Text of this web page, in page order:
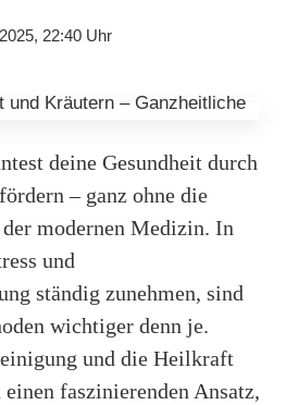
22:40 Uhr
deine Gesundheit durch
– ganz ohne die
modernen Medizin. In
und
ständig zunehmen, sind
wichtiger denn je.
und die Heilkraft
faszinierenden Ansatz,